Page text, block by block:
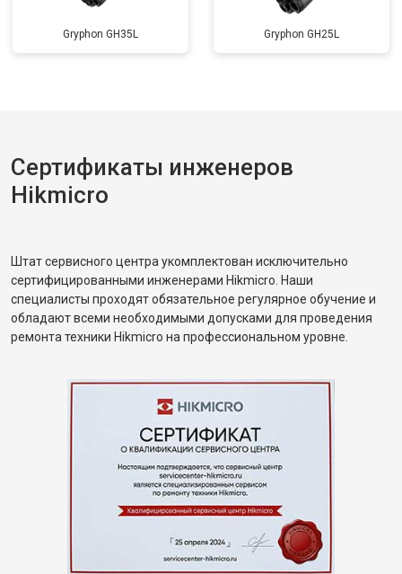
Gryphon GH35L Gryphon GH25L
Сертификаты инженеров
Hikmicro
Штат сервисного центра укомплектован исключительно
сертифицированными инженерами Hikmicro. Наши
специалисты проходят обязательное регулярное обучение и
обладают всеми необходимыми допусками для проведения
ремонта техники Hikmicro на профессиональном уровне.